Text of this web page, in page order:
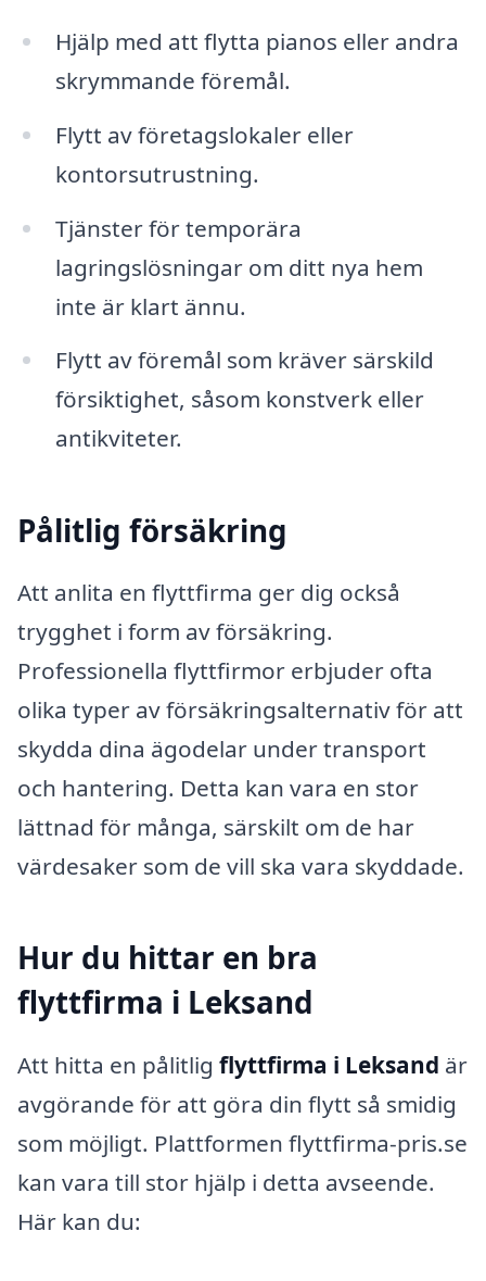
Hjälp med att flytta pianos eller andra
skrymmande föremål.
Flytt av företagslokaler eller
kontorsutrustning.
Tjänster för temporära
lagringslösningar om ditt nya hem
inte är klart ännu.
Flytt av föremål som kräver särskild
försiktighet, såsom konstverk eller
antikviteter.
Pålitlig försäkring
Att anlita en flyttfirma ger dig också
trygghet i form av försäkring.
Professionella flyttfirmor erbjuder ofta
olika typer av försäkringsalternativ för att
skydda dina ägodelar under transport
och hantering. Detta kan vara en stor
lättnad för många, särskilt om de har
värdesaker som de vill ska vara skyddade.
Hur du hittar en bra
flyttfirma i Leksand
Att hitta en pålitlig flyttfirma i Leksand är
avgörande för att göra din flytt så smidig
som möjligt. Plattformen flyttfirma-pris.se
kan vara till stor hjälp i detta avseende.
Här kan du: